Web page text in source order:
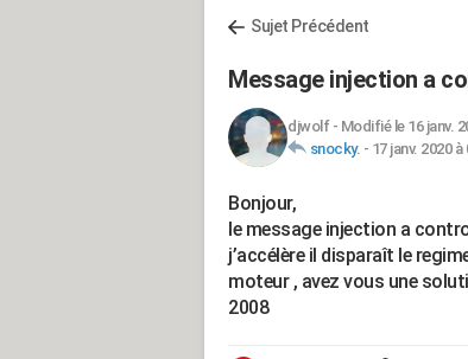
Sujet Précédent
Message injection a
djwolf- Modifié le 16 janv.
snocky. - 17 janv. 2020 à
Bonjour,
le message injection a
j’accélère il disparaît le
moteur , avez vous une
2008